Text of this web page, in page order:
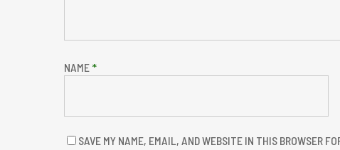
NAME *
SAVE MY NAME, EMAIL, AND WEBSITE IN THIS BROWSER